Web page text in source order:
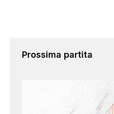
Prossima partita